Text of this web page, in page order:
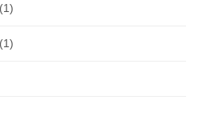
(1)
(1)